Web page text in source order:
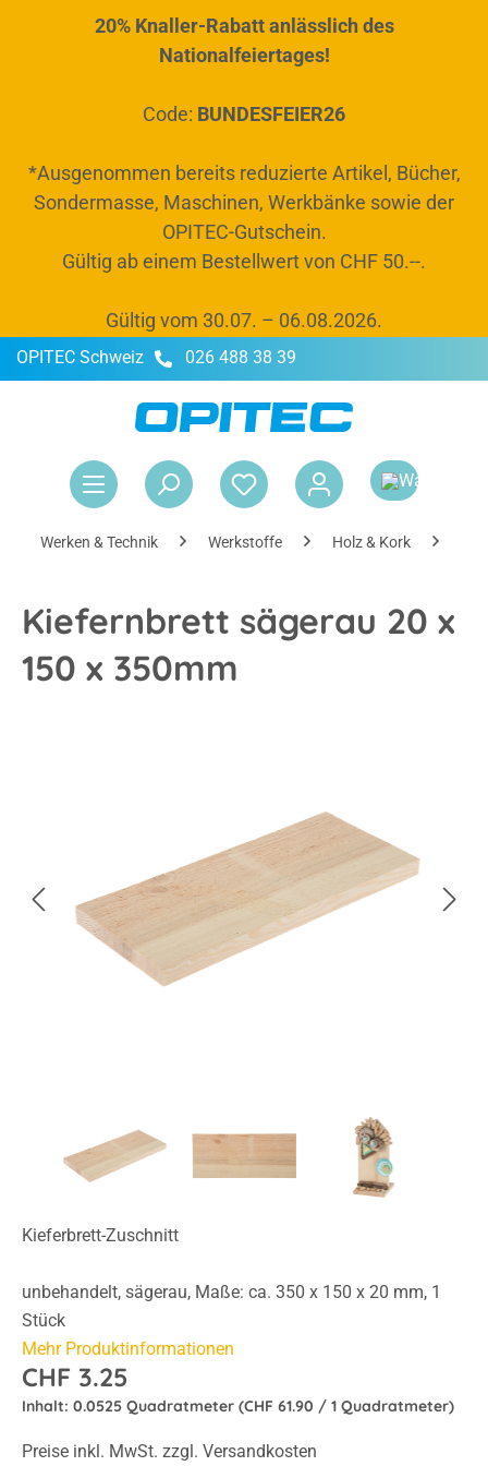
springen20% Knaller-Rabatt anlässlich des
Nationalfeiertages!
Code: BUNDESFEIER26
*Ausgenommen bereits reduzierte Artikel, Bücher,
Sondermasse, Maschinen, Werkbänke sowie der
OPITEC-Gutschein.
Gültig ab einem Bestellwert von CHF 50.--.
Gültig vom 30.07. – 06.08.2026.
OPITEC Schweiz 026 488 38 39
Werken & Technik Werkstoffe Holz & Kork
Kiefernbrett sägerau 20 x
150 x 350mm
Kieferbrett-Zuschnitt
unbehandelt, sägerau, Maße: ca. 350 x 150 x 20 mm, 1
Stück
Mehr Produktinformationen
CHF 3.25
Inhalt: 0.0525 Quadratmeter (CHF 61.90 / 1 Quadratmeter)
Preise inkl. MwSt. zzgl. Versandkosten